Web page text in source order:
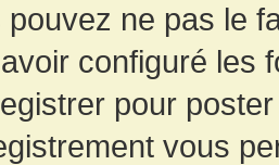
pouvez ne pas le
configuré les
pour
vous